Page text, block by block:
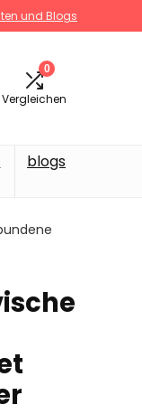
und Blogs
0
Vergleichen
blogs